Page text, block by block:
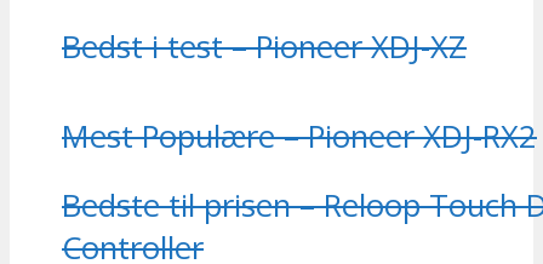
Bedst i test – Pioneer XDJ-XZ
Mest Populære – Pioneer XDJ-RX2
Bedste til prisen – Reloop Touch
Controller